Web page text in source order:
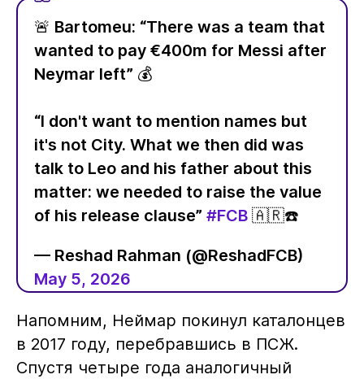
🚨 Bartomeu: “There was a team that
wanted to pay €400m for Messi after
Neymar left” 💰
“I don't want to mention names but
it's not City. What we then did was
talk to Leo and his father about this
matter: we needed to raise the value
of his release clause” #FCB🇦🇷☎️
— Reshad Rahman (@ReshadFCB)
May 5, 2026
Напомним, Неймар покинул каталонцев
в 2017 году, перебравшись в ПСЖ.
Спустя четыре года аналогичный